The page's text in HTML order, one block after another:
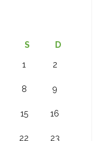
S D
1 2
8 9
15 16
22 23